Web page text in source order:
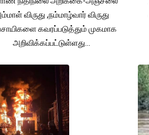
விருது ,நம்மாழ்வார் விருது
கவரப்படுத்தும் முகமாக
அறிவிக்கப்பட்டுள்ளது...